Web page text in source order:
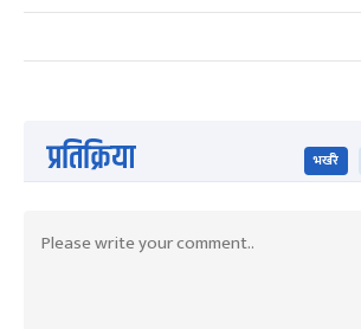
प्रतिक्रिया भर्खरै